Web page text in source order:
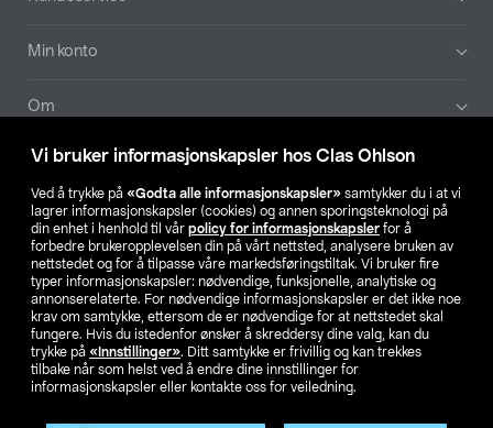
Vi bruker informasjonskapsler hos Clas Ohlson
Ved å trykke på «Godta alle informasjonskapsler» samtykker du i at vi
lagrer informasjonskapsler (cookies) og annen sporingsteknologi på
din enhet i henhold til vår policy for informasjonskapsler for å
forbedre brukeropplevelsen din på vårt nettsted, analysere bruken av
nettstedet og for å tilpasse våre markedsføringstiltak. Vi bruker fire
typer informasjonskapsler: nødvendige, funksjonelle, analytiske og
annonserelaterte. For nødvendige informasjonskapsler er det ikke noe
krav om samtykke, ettersom de er nødvendige for at nettstedet skal
fungere. Hvis du istedenfor ønsker å skreddersy dine valg, kan du
trykke på «Innstillinger». Ditt samtykke er frivillig og kan trekkes
tilbake når som helst ved å endre dine innstillinger for
informasjonskapsler eller kontakte oss for veiledning.
Min konto
Om
Aktuelt
Våre selskaper
Finn din butikk
SE NO FI